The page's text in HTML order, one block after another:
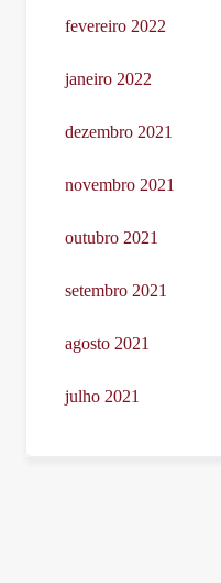
fevereiro 2022
janeiro 2022
dezembro 2021
novembro 2021
outubro 2021
setembro 2021
agosto 2021
julho 2021